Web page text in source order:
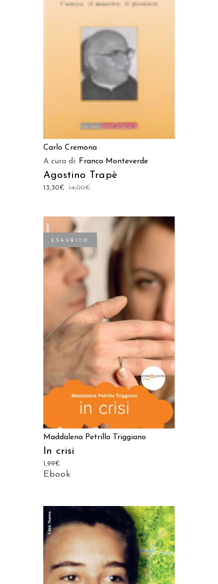
LEGGI TUTTO
Carlo Cremona
A cura di: Franco Monteverde
Agostino Trapè
14,00€
13,30€
ESAURITO
LEGGI TUTTO
Maddalena Petrillo Triggiano
In crisi
1,99€
Ebook